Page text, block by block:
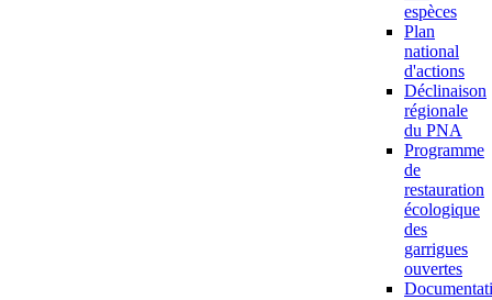
espèces
Plan
national
d'actions
Déclinaison
régionale
du PNA
Programme
de
restauration
écologique
des
garrigues
ouvertes